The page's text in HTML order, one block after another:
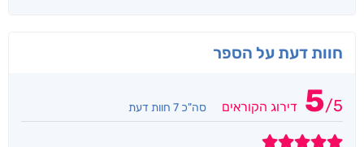
חוות דעת על הספר
5/5 דירוג הקוראים סה"כ 7 חוות דעת
5